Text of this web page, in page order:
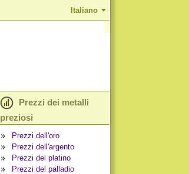
Italiano
Prezzi dei metalli
preziosi
Prezzi dell'oro
Prezzi dell'argento
Prezzi del platino
Prezzi del palladio